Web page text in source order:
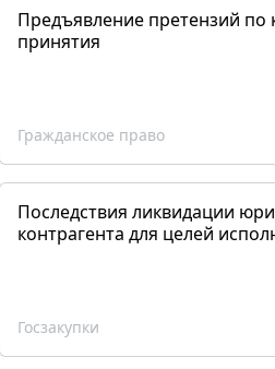
Предъявление претензий по
принятия
Гражданское право
Последствия ликвидации
контрагента для целей
Госзакупки